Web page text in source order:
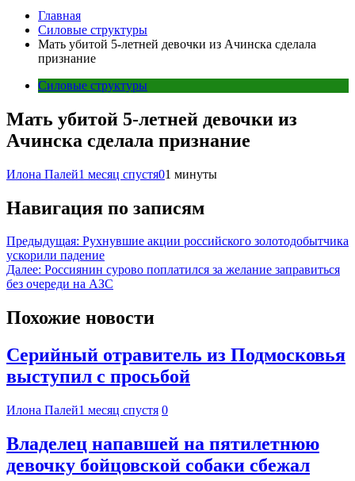
Главная
Силовые структуры
Мать убитой 5-летней девочки из Ачинска сделала
признание
Силовые структуры
Мать убитой 5-летней девочки из
Ачинска сделала признание
Илона Палей1 месяц спустя01 минуты
Навигация по записям
Предыдущая: Рухнувшие акции российского золотодобытчика
ускорили падение
Далее: Россиянин сурово поплатился за желание заправиться
без очереди на АЗС
Похожие новости
Серийный отравитель из Подмосковья
выступил с просьбой
Илона Палей1 месяц спустя 0
Владелец напавшей на пятилетнюю
девочку бойцовской собаки сбежал